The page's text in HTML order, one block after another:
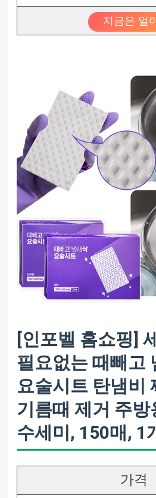
지금은 얼
[인포벨 홈쇼핑]
필요없는 때빼고
요술시트 탄냄비
기름때 제거 주방
수세미, 150매, 1
가격